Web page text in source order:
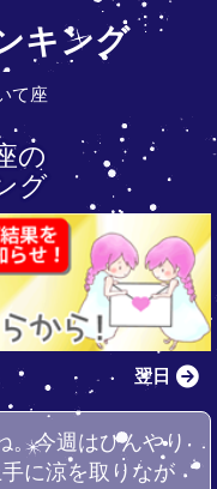
キング
て座
の
グ
翌日
。今週はひんやり
に涼を取りなが